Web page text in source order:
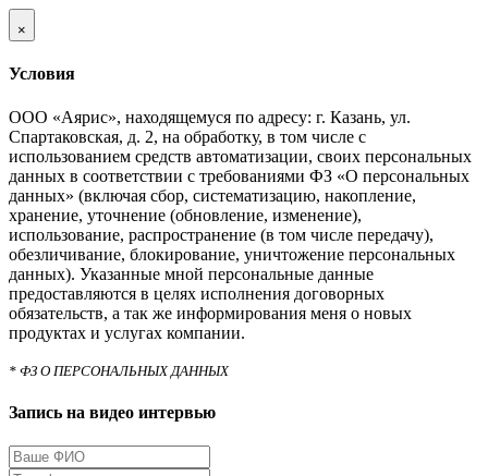
×
Условия
ООО «Аярис», находящемуся по адресу: г. Казань, ул.
Спартаковская, д. 2, на обработку, в том числе с
использованием средств автоматизации, своих персональных
данных в соответствии с требованиями ФЗ «О персональных
данных» (включая сбор, систематизацию, накопление,
хранение, уточнение (обновление, изменение),
использование, распространение (в том числе передачу),
обезличивание, блокирование, уничтожение персональных
данных). Указанные мной персональные данные
предоставляются в целях исполнения договорных
обязательств, а так же информирования меня о новых
продуктах и услугах компании.
* ФЗ О ПЕРСОНАЛЬНЫХ ДАННЫХ
Запись на видео интервью